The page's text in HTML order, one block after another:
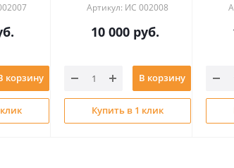
ИС 000224
руб.
В корзину
в 1 клик
Артикул: ИС 000227
13 833руб.
В корзину
Купить в 1 клик